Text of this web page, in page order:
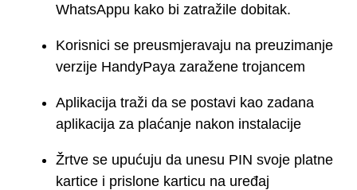
WhatsAppu kako bi zatražile dobitak.
Korisnici se preusmjeravaju na preuzimanje
verzije HandyPaya zaražene trojancem
Aplikacija traži da se postavi kao zadana
aplikacija za plaćanje nakon instalacije
Žrtve se upućuju da unesu PIN svoje platne
kartice i prislone karticu na uređaj